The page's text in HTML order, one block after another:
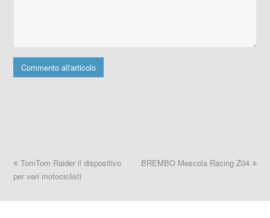
BREMBO Mescola Racing Z04
TomTom Raider il dispositivo
per veri motociclisti